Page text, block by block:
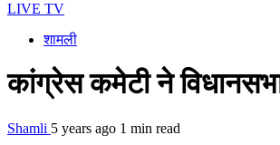
LIVE TV
शामली
कांग्रेस कमेटी ने
Shamli 5 years ago 1 min read